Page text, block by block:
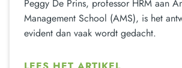
Peggy De Prins, professor HRM aan
Management School (AMS), is het
evident dan vaak wordt gedacht.